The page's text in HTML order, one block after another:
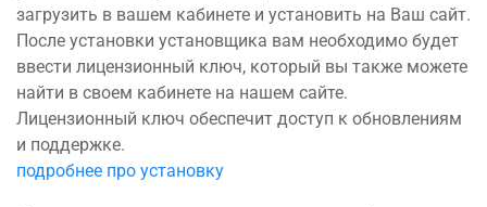
загрузить в вашем кабинете и установить на Ваш сайт.
После установки установщика вам необходимо будет
ввести лицензионный ключ, который вы также можете
найти в своем кабинете на нашем сайте.
Лицензионный ключ обеспечит доступ к обновлениям
и поддержке.
подробнее про установку